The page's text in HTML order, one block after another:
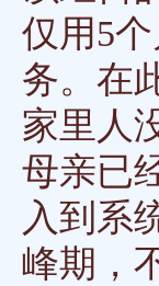
仅用5
务。在
家里人
母亲已
入到系
峰期，